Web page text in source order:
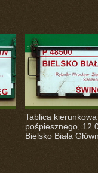
Tablica
pośpiesznego,
Bielsko Biała